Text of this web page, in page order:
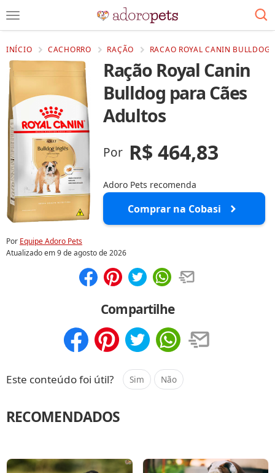
INÍCIO CACHORRO RAÇÃO RACAO ROYAL CANIN BULLDOG
Ração Royal Canin
Bulldog para Cães
Adultos
Por R$ 464,83
Adoro Pets recomenda
Comprar na Cobasi
Por Equipe Adoro Pets
Atualizado em9 de agosto de 2026
Compartilhe
Este conteúdo foi útil? Sim Não
RECOMENDADOS